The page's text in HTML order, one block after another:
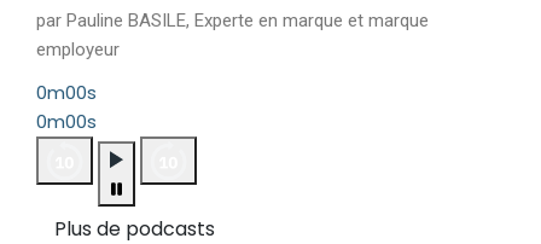
par Pauline BASILE, Experte en marque et marque
employeur
0m00s
0m00s
Plus de podcasts